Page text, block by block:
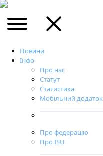
Новини
Інфо
Про нас
Статут
Статистика
Мобільний додаток
Про федерацію
Про ISU